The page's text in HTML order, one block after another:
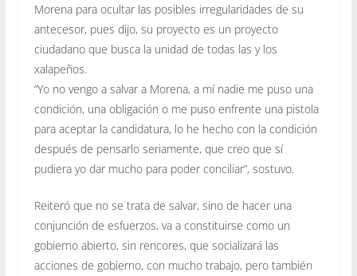
Morena para ocultar las posibles irregularidades de su
antecesor, pues dijo, su proyecto es un proyecto
ciudadano que busca la unidad de todas las y los
xalapeños.
“Yo no vengo a salvar a Morena, a mí nadie me puso una
condición, una obligación o me puso enfrente una pistola
para aceptar la candidatura, lo he hecho con la condición
después de pensarlo seriamente, que creo que sí
pudiera yo dar mucho para poder conciliar”, sostuvo.
Reiteró que no se trata de salvar, sino de hacer una
conjunción de esfuerzos, va a constituirse como un
gobierno abierto, sin rencores, que socializará las
acciones de gobierno, con mucho trabajo, pero también